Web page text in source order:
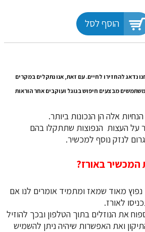
הוסף לסל
נדאג להחזירו לחיים. עם זאת, אנו נתקלים במקרים
מבצעים חיפוש בגוגל ועוקבים אחר הוראות
אלה הן הנכונות ביותר.
על העצות הנפוצות שתתקלו בהם
לנזק נוסף למכשיר.
באורז?
מאוד שמאז ומתמיד אומרים לנו אם
לאורז.
את הנוזלים בתוך הטלפון ובכך להוזיל
ואת האפשרות שיהיה ניתן להשמיש